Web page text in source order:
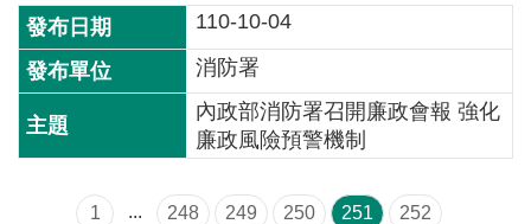
放
宣
告
保
110-10-04
消防署
內政部消防署召開廉政會報 強化
廉政風險預警機制
1 ... 248 249 250 251
252